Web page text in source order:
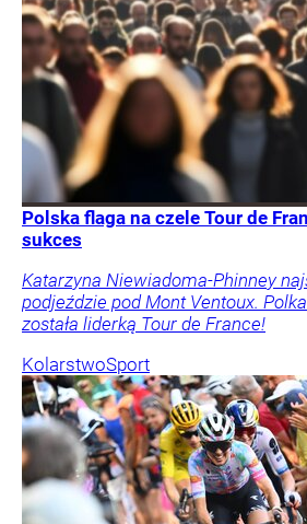
Polska flaga na czele Tour de
sukces
Katarzyna Niewiadoma-Phinney
podjeździe pod Mont Ventoux.
została liderką Tour de France!
KolarstwoSport